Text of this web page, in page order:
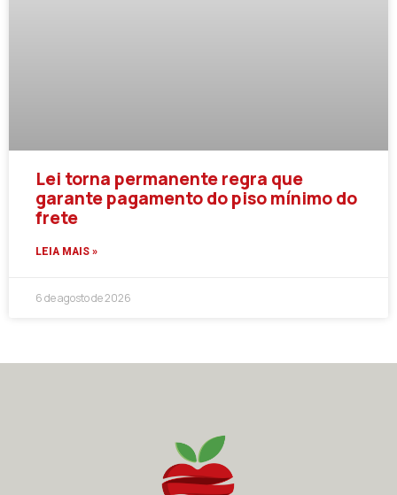
Lei torna permanente regra que
garante pagamento do piso mínimo do
frete
LEIA MAIS »
6 de agosto de 2026